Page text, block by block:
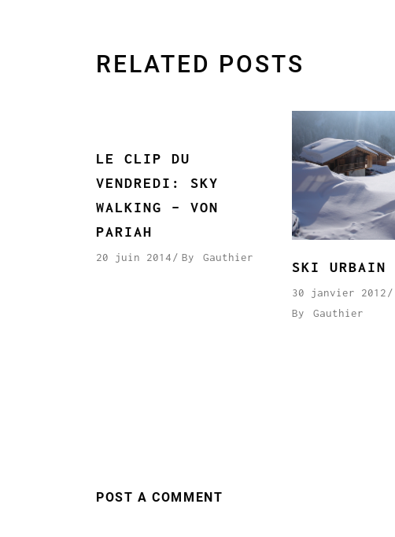
RELATED POSTS
LE CLIP DU
VENDREDI: SKY
WALKING – VON
PARIAH
20 juin 2014 By Gauthier
SKI URBAIN
30 janvier 2012
By
Gauthier
POST A COMMENT